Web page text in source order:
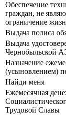
Обеспечение
граждан, не
ограничение
Выдача полиса
Выдача
Чернобыльской
Назначение
(усыновлением)
Найди меня
Ежемесячная
Трудовой Славы